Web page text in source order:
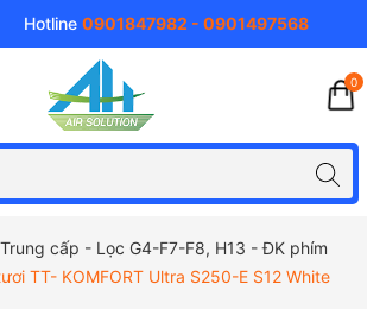
Hotline 0901847982 - 0901497568
0
cấp - Lọc G4-F7-F8, H13 - ĐK phím
TT- KOMFORT Ultra S250-E S12 White